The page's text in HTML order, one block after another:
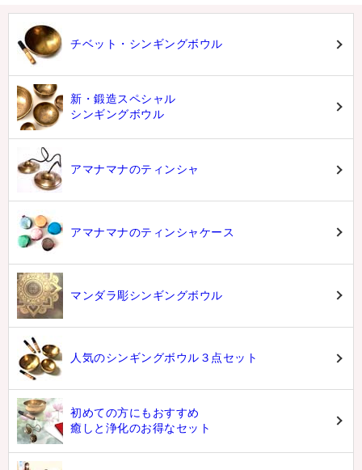
チベット・シンギングボウル
新・鍛造スペシャル
シンギングボウル
アマナマナのティンシャ
アマナマナのティンシャケース
マンダラ彫シンギングボウル
人気のシンギングボウル３点セット
初めての方にもおすすめ
癒しと浄化のお得なセット